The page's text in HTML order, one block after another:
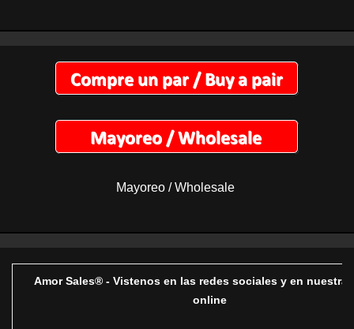
Mayoreo / Wholesale
Amor Sales® - Vistenos en las redes sociales y en nuestra
online